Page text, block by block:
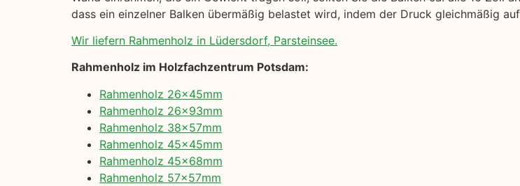
dass ein einzelner Balken übermäßig belastet wird, indem der Druck gleichmäßig
Wir liefern Rahmenholz in Lüdersdorf, Parsteinsee.
Rahmenholz im Holzfachzentrum Potsdam:
Rahmenholz 26x45mm
Rahmenholz 26x93mm
Rahmenholz 38x57mm
Rahmenholz 45x45mm
Rahmenholz 45x68mm
Rahmenholz 57x57mm